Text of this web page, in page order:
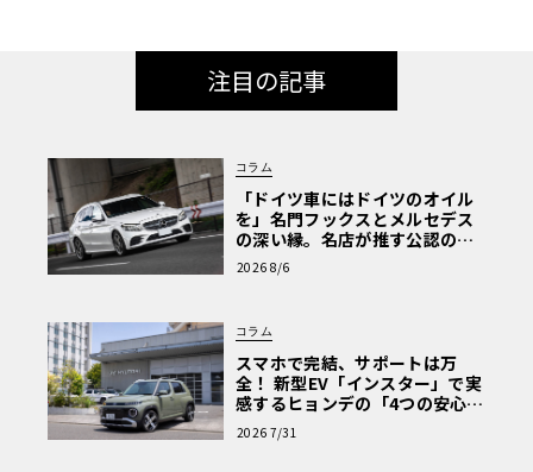
注目の記事
コラム
「ドイツ車にはドイツのオイル
を」名門フックスとメルセデス
の深い縁。名店が推す公認の安
心と、Cクラスで味わうシルキー
な走り〈PR〉
2026 8/6
コラム
スマホで完結、サポートは万
全！ 新型EV「インスター」で実
感するヒョンデの「4つの安心」
【第1回・ヒョンデ6つの疑問：
Why? Hyundai?】〈PR〉
2026 7/31